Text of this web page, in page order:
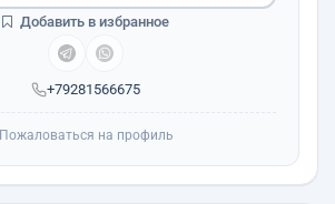
+79281566675
Добавить в избранное
Пожаловаться на профиль